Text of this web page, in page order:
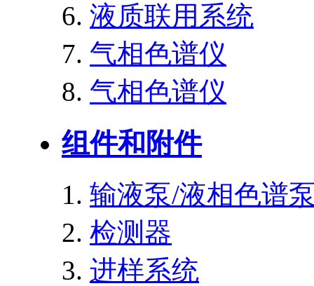
液质联用系统
气相色谱仪
气相色谱仪
组件和附件
输液泵/液相色谱
检测器
进样系统